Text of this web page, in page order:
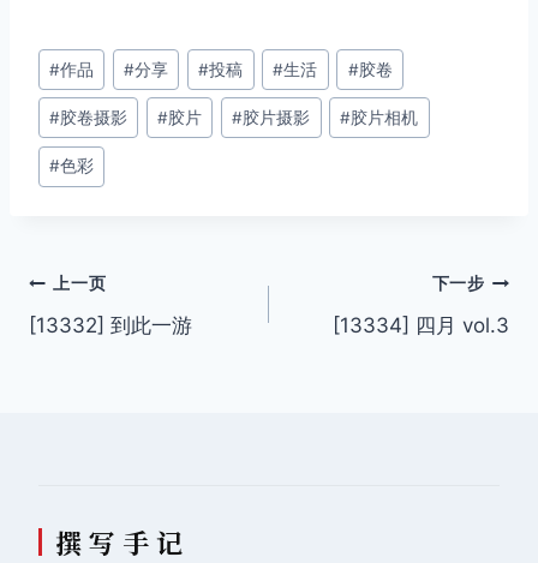
文
章
标
签：
#作品 #分享 #投稿 #生活 #胶卷
#胶卷摄影 #胶片 #胶片摄影 #胶片相机
#色彩
文
章
上一页
[13332] 到此一游
下一步
[13334] 四月 vol.3
撰 写 手 记